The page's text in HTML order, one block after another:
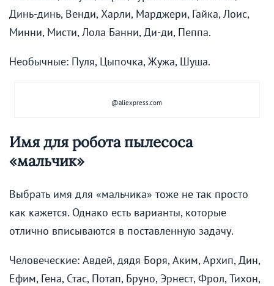
Динь-динь, Венди, Харли, Марджери, Гайка, Лоис,
Минни, Мисти, Лола Банни, Ди-ди, Пеппа.
Необычные: Пуля, Цыпочка, Жужа, Шуша.
@aliexpress.com
Имя для робота пылесоса
«мальчик»
Выбрать имя для «мальчика» тоже не так просто
как кажется. Однако есть варианты, которые
отлично вписываются в поставленную задачу.
Человеческие: Авдей, дядя Боря, Аким, Архип, Дин,
Ефим, Гена, Стас, Потап, Бруно, Эрнест, Фрол, Тихон,